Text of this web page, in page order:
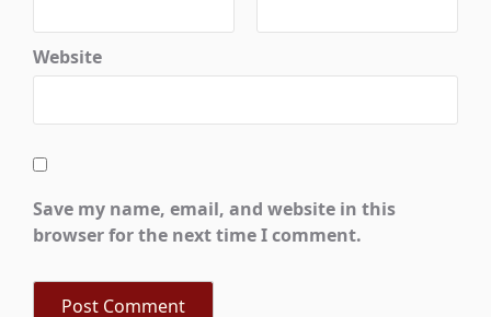
Website
Save my name, email, and website in this
browser for the next time I comment.